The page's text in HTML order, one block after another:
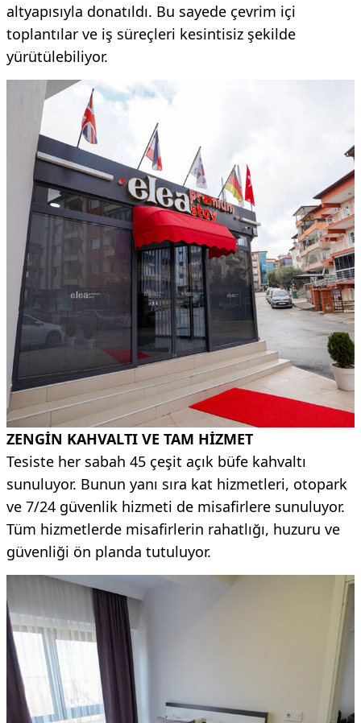
altyapısıyla donatıldı. Bu sayede çevrim içi
toplantılar ve iş süreçleri kesintisiz şekilde
yürütülebiliyor.
ZENGİN KAHVALTI VE TAM HİZMET
Tesiste her sabah 45 çeşit açık büfe kahvaltı
sunuluyor. Bunun yanı sıra kat hizmetleri, otopark
ve 7/24 güvenlik hizmeti de misafirlere sunuluyor.
Tüm hizmetlerde misafirlerin rahatlığı, huzuru ve
güvenliği ön planda tutuluyor.